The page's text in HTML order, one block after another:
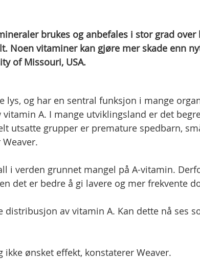
brukes og anbefales i stor grad over
Noen vitaminer kan gjøre mer skade enn
of Missouri, USA.
lys, og har en sentral funksjon i mange
A. I mange utviklingsland er det
utsatte grupper er premature spedbarn,
i verden grunnet mangel på A-vitamin.
det er bedre å gi lavere og mer frekvente
av vitamin A. Kan dette nå ses
ønsket effekt, konstaterer Weaver.